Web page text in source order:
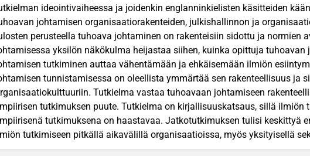
ideointivaiheessa ja joidenkin englanninkielisten käsitteiden
johtamisen organisaatiorakenteiden, julkishallinnon ja
perusteella tuhoava johtaminen on rakenteisiin sidottu ja normien
yksilön näkökulma heijastaa siihen, kuinka opittuja tuhoavan
tutkiminen auttaa vähentämään ja ehkäisemään ilmiön
tunnistamisessa on oleellista ymmärtää sen rakenteellisuus ja
Tutkielma vastaa tuhoavaan johtamiseen
tutkimuksen puute. Tutkielma on kirjallisuuskatsaus, sillä ilmiön
tutkimuksena on haastavaa. Jatkotutkimuksen tulisi keskittyä
tutkimiseen pitkällä aikavälillä organisaatioissa, myös yksityisellä